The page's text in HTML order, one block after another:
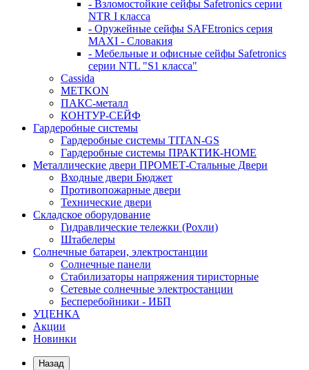
- Взломостойкие сейфы Safetronics серии
NTR I класса
- Оружейные сейфы SAFEtronics серия
MAXI - Словакия
- Мебельные и офисные сейфы Safetronics
серии NTL "S1 класса"
Cassida
METKON
ПАКС-металл
КОНТУР-СЕЙФ
Гардеробные системы
Гардеробные системы TITAN-GS
Гардеробные системы ПРАКТИК-HOME
Металлические двери ПРОМЕТ-Стальные Двери
Входные двери Бюджет
Противопожарные двери
Технические двери
Складское оборудование
Гидравлические тележки (Рохли)
Штабелеры
Солнечные батареи, электростанции
Солнечные панели
Стабилизаторы напряжения тиристорные
Сетевые солнечные электростанции
Бесперебойники - ИБП
УЦЕНКА
Акции
Новинки
Назад